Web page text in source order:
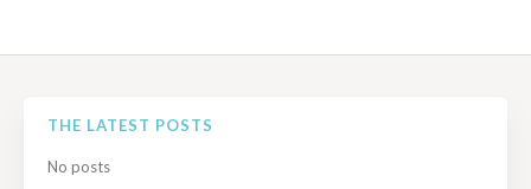
THE LATEST POSTS
No posts